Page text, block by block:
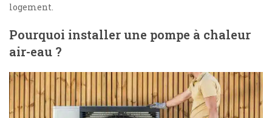
logement.
Pourquoi installer une pompe à chaleur
air-eau ?